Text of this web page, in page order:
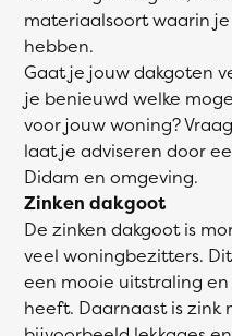
materiaalsoort waarin
hebben.
Gaat je jouw dakgoten
je benieuwd welke
voor jouw woning?
laat je adviseren door
Didam en omgeving.
Zinken dakgoot
De zinken dakgoot is
veel woningbezitters.
een mooie uitstraling
heeft. Daarnaast is zink